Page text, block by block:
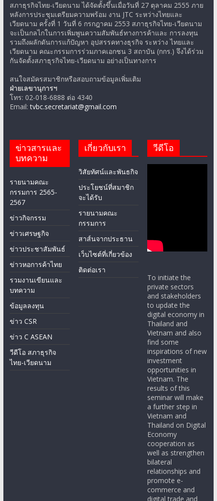
สภาธุรกิจไทย-เวียดนาม ได้จัดตั้งขึ้นเมื่อวันที่ 27 ตุลาคม 2555 ภาย
หลังการประชุมเตรียมความพร้อม งาน JTC ระหว่างไทยและ
เวียดนาม ครั้งที่ 1 วันที่ 6 กรกฎาคม 2553 สภาธุรกิจไทย-เวียดนาม
จะเป็นกลไกในการเพิ่มพูนความสัมพันธ์ทางการค้าและ การลงทุน
รวมถึงผลักดันการแก้ปัญหา อุปสรรคทางธุรกิจ ระหว่าง ไทยและ
เวียดนาม คณะกรรมการร่วมภาคเอกชน 3 สถาบัน (กกร.) จึงได้ร่วม
กันจัดตั้งสภาธุรกิจไทย-เวียดนาม อย่างเป็นทางการ
สนใจสมัครสมาชิกหรือสอบถามข้อมูลเพิ่มเติม
ฝ่ายเลขานุการฯ
โทร: 02-018-6888 ต่อ 4340
Email:tvbc.secretariat@gmail.com
ข่าวสารและ
บทความ
รายนามคณะ
กรรมการ 2565-
2567
ข่าวกิจกรรม
ข่าวเศรษฐกิจ
ข่าวประชาสัมพันธ์
ข่าวหอการค้าไทย
รวมงานเขียนและ
บทความ
ข้อมูลลงทุน
ข่าว CSR
ข่าว C ASEAN
วีดีโอ สภาธุรกิจ
ไทย-เวียดนาม
เกี่ยวกับเรา
วิสัยทัศน์และพันธกิจ
ประโยชน์ที่สมาชิก
จะได้รับ
รายนามคณะ
กรรมการ
สาส์นจากประธาน
เว็บไซต์ที่เกี่ยวข้อง
ติดต่อเรา
วีดีโอ
To initiate the
private sectors
and stakeholders
to update the
digital economy in
Thailand and
Vietnam and also
find some
inspirations of new
investment
opportunities in
Vietnam. The
results of this
seminar will make
a further step in
Vietnam and
Thailand on Digital
Economy
cooperation as
well as strengthen
bilateral
relationships and
promote e-
commerce and
digital trade and